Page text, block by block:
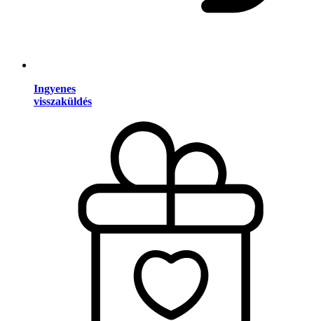
Ingyenes
visszaküldés